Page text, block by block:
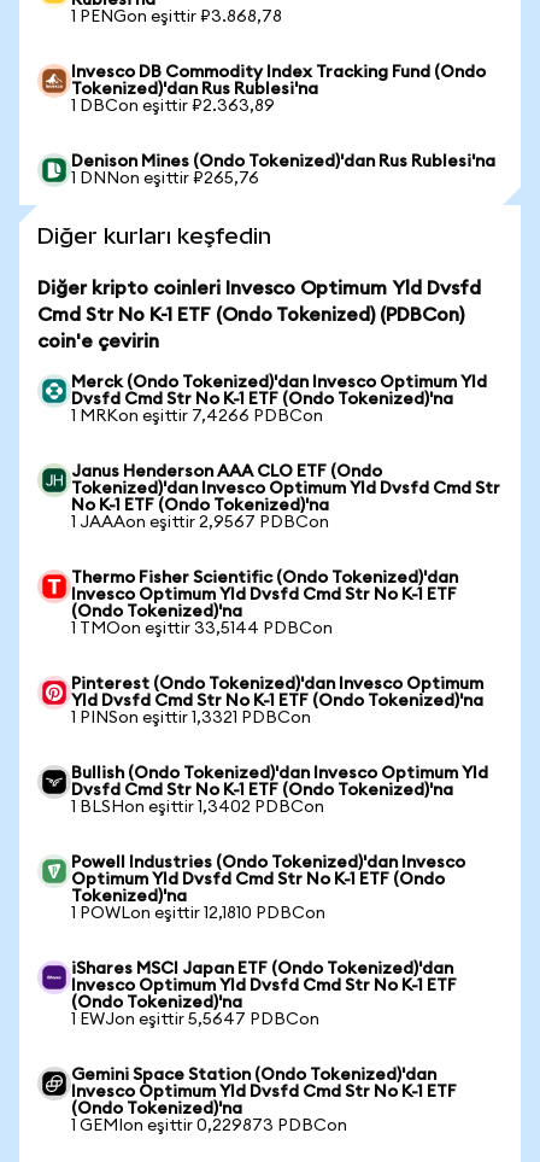
1 PENGon eşittir ₽3.868,78
Invesco DB Commodity Index Tracking Fund (Ondo
Tokenized)'dan Rus Rublesi'na
1 DBCon eşittir ₽2.363,89
Denison Mines (Ondo Tokenized)'dan Rus Rublesi'na
1 DNNon eşittir ₽265,76
Diğer kurları keşfedin
Diğer kripto coinleri Invesco Optimum Yld Dvsfd
Cmd Str No K-1 ETF (Ondo Tokenized) (PDBCon)
coin'e çevirin
Merck (Ondo Tokenized)'dan Invesco Optimum Yld
Dvsfd Cmd Str No K-1 ETF (Ondo Tokenized)'na
1 MRKon eşittir 7,4266 PDBCon
Janus Henderson AAA CLO ETF (Ondo
Tokenized)'dan Invesco Optimum Yld Dvsfd Cmd Str
No K-1 ETF (Ondo Tokenized)'na
1 JAAAon eşittir 2,9567 PDBCon
Thermo Fisher Scientific (Ondo Tokenized)'dan
Invesco Optimum Yld Dvsfd Cmd Str No K-1 ETF
(Ondo Tokenized)'na
1 TMOon eşittir 33,5144 PDBCon
Pinterest (Ondo Tokenized)'dan Invesco Optimum
Yld Dvsfd Cmd Str No K-1 ETF (Ondo Tokenized)'na
1 PINSon eşittir 1,3321 PDBCon
Bullish (Ondo Tokenized)'dan Invesco Optimum Yld
Dvsfd Cmd Str No K-1 ETF (Ondo Tokenized)'na
1 BLSHon eşittir 1,3402 PDBCon
Powell Industries (Ondo Tokenized)'dan Invesco
Optimum Yld Dvsfd Cmd Str No K-1 ETF (Ondo
Tokenized)'na
1 POWLon eşittir 12,1810 PDBCon
iShares MSCI Japan ETF (Ondo Tokenized)'dan
Invesco Optimum Yld Dvsfd Cmd Str No K-1 ETF
(Ondo Tokenized)'na
1 EWJon eşittir 5,5647 PDBCon
Gemini Space Station (Ondo Tokenized)'dan
Invesco Optimum Yld Dvsfd Cmd Str No K-1 ETF
(Ondo Tokenized)'na
1 GEMIon eşittir 0,229873 PDBCon